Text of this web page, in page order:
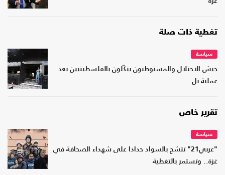
تغطية ذات صلة
سياسة
جيش الاحتلال والمستوطنون ينكّلون بالفلسطينيين بعد
عملية تل
تقرير خاص
سياسة
"عربي21" تتشح بالسواد حدادا على شهداء الصحافة في
غزة.. وتستمر بالتغطية